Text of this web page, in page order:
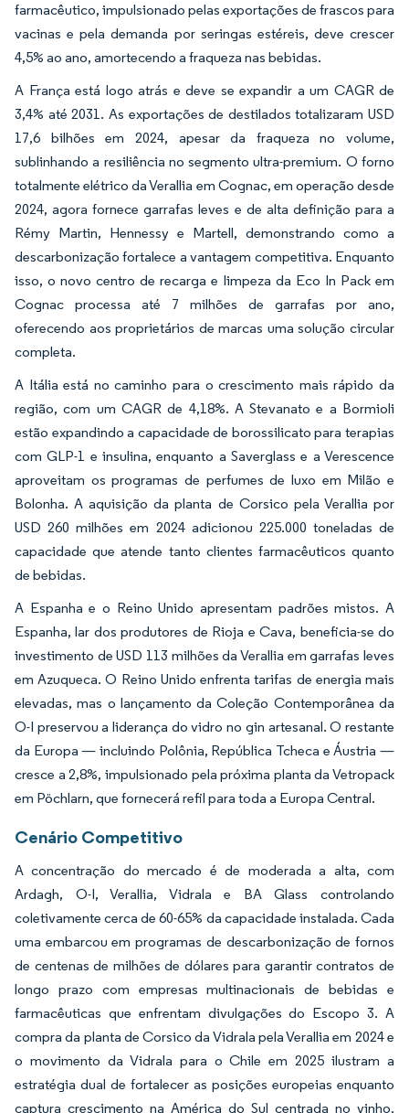
farmacêutico, impulsionado pelas exportações de frascos para
vacinas e pela demanda por seringas estéreis, deve crescer
4,5% ao ano, amortecendo a fraqueza nas bebidas.
A França está logo atrás e deve se expandir a um CAGR de
3,4% até 2031. As exportações de destilados totalizaram USD
17,6 bilhões em 2024, apesar da fraqueza no volume,
sublinhando a resiliência no segmento ultra-premium. O forno
totalmente elétrico da Verallia em Cognac, em operação desde
2024, agora fornece garrafas leves e de alta definição para a
Rémy Martin, Hennessy e Martell, demonstrando como a
descarbonização fortalece a vantagem competitiva. Enquanto
isso, o novo centro de recarga e limpeza da Eco In Pack em
Cognac processa até 7 milhões de garrafas por ano,
oferecendo aos proprietários de marcas uma solução circular
completa.
A Itália está no caminho para o crescimento mais rápido da
região, com um CAGR de 4,18%. A Stevanato e a Bormioli
estão expandindo a capacidade de borossilicato para terapias
com GLP-1 e insulina, enquanto a Saverglass e a Verescence
aproveitam os programas de perfumes de luxo em Milão e
Bolonha. A aquisição da planta de Corsico pela Verallia por
USD 260 milhões em 2024 adicionou 225.000 toneladas de
capacidade que atende tanto clientes farmacêuticos quanto
de bebidas.
A Espanha e o Reino Unido apresentam padrões mistos. A
Espanha, lar dos produtores de Rioja e Cava, beneficia-se do
investimento de USD 113 milhões da Verallia em garrafas leves
em Azuqueca. O Reino Unido enfrenta tarifas de energia mais
elevadas, mas o lançamento da Coleção Contemporânea da
O-I preservou a liderança do vidro no gin artesanal. O restante
da Europa — incluindo Polônia, República Tcheca e Áustria —
cresce a 2,8%, impulsionado pela próxima planta da Vetropack
em Pöchlarn, que fornecerá refil para toda a Europa Central.
Cenário Competitivo
A concentração do mercado é de moderada a alta, com
Ardagh, O-I, Verallia, Vidrala e BA Glass controlando
coletivamente cerca de 60-65% da capacidade instalada. Cada
uma embarcou em programas de descarbonização de fornos
de centenas de milhões de dólares para garantir contratos de
longo prazo com empresas multinacionais de bebidas e
farmacêuticas que enfrentam divulgações do Escopo 3. A
compra da planta de Corsico da Vidrala pela Verallia em 2024 e
o movimento da Vidrala para o Chile em 2025 ilustram a
estratégia dual de fortalecer as posições europeias enquanto
captura crescimento na América do Sul centrada no vinho.